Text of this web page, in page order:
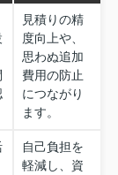
見積りの精
度向上や、
思わぬ追加
費用の防止
につながり
ます。
自己負担を
軽減し、資